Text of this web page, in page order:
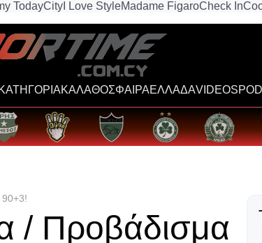
TodayCity I Love StyleMadame FigaroCheck In
ΚΑΛΑΘΟΣΦΑΙΡΑΕΛΛΑΔΑVIDEOS
90+3!
/ Προβάδισμα